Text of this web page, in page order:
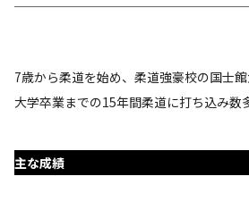
7歳から柔道を始め、柔道強豪校の国士館
大学卒業までの15年間柔道に打ち込み数
主な成績